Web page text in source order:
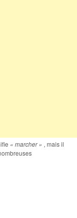
« marcher » , mais il